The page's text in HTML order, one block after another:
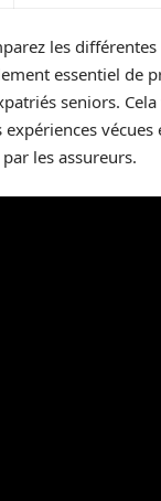
les
essentiel de
seniors.
vécues
les assureurs.